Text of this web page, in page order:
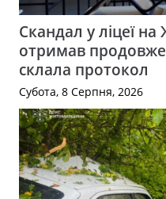
Скандал у ліцеї
отримав
склала протокол
Субота, 8 Серпня, 2026